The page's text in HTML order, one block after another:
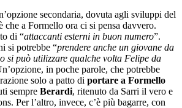
secondaria, dovuta agli sviluppi del
che a Formello ora ci si pensa davvero.
di “attaccanti esterni in buon numero”.
si potrebbe “prendere anche un giovane da
si può utilizzare qualche volta Felipe da
in poche parole, che potrebbe
solo a patto di portare a Formello
sempre Berardi, ritenuto da Sarri il vero e
Per l’altro, invece, c’è più bagarre, con